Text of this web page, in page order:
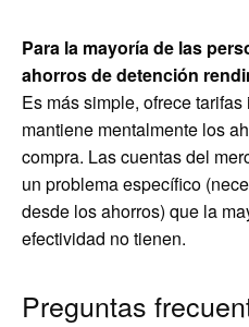
Para la mayoría de las
ahorros de detención
Es más simple, ofrece
mantiene mentalmente los
compra. Las cuentas del
un problema específico
desde los ahorros) que la
efectividad no tienen.
Preguntas